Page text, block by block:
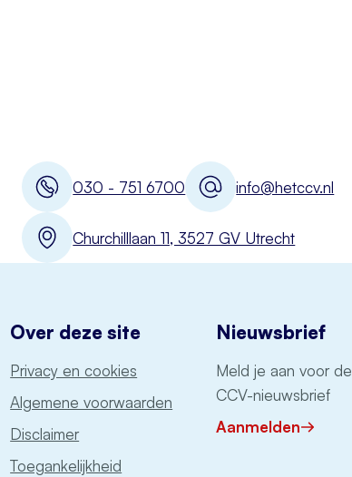
030 - 751 6700 info@hetccv.nl
Churchilllaan 11, 3527 GV Utrecht
Over deze site
Privacy en cookies
Algemene voorwaarden
Disclaimer
Toegankelijkheid
Nieuwsbrief
Meld je aan voor de
CCV-nieuwsbrief
Aanmelden